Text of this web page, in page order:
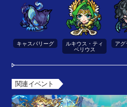
キャスパリーグ
ルキウス・ティ
ベリウス
アグ
関連イベント